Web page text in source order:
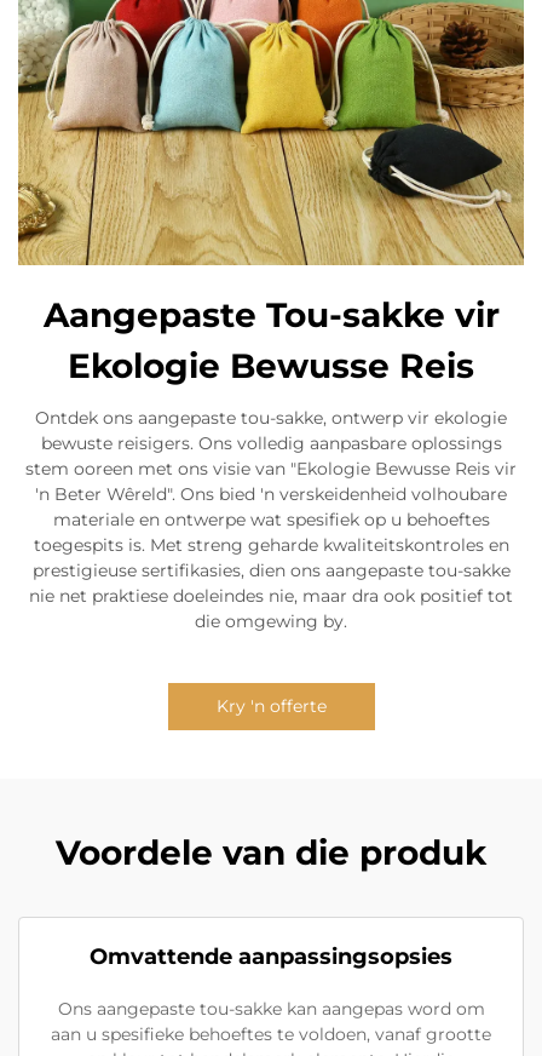
Aangepaste Tou-sakke vir
Ekologie Bewusse Reis
Ontdek ons aangepaste tou-sakke, ontwerp vir ekologie
bewuste reisigers. Ons volledig aanpasbare oplossings
stem ooreen met ons visie van "Ekologie Bewusse Reis vir
'n Beter Wêreld". Ons bied 'n verskeidenheid volhoubare
materiale en ontwerpe wat spesifiek op u behoeftes
toegespits is. Met streng geharde kwaliteitskontroles en
prestigieuse sertifikasies, dien ons aangepaste tou-sakke
nie net praktiese doeleindes nie, maar dra ook positief tot
die omgewing by.
Kry 'n offerte
Voordele van die produk
Omvattende aanpassingsopsies
Ons aangepaste tou-sakke kan aangepas word om
aan u spesifieke behoeftes te voldoen, vanaf grootte